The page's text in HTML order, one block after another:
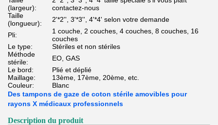
(largeur):
contactez-nous
Taille
(longueur):
2'*2'', 3'*3'', 4'*4' selon votre demande
Pli:
1 couche, 2 couches, 4 couches, 8 couches, 16
couches
Le type:
Stériles et non stériles
Méthode
stérile:
EO, GAS
Le bord:
Plié et déplié
Maillage:
13ème, 17ème, 20ème, etc.
Couleur:
Blanc
Des tampons de gaze de coton stérile amovibles pour
rayons X médicaux professionnels
Description du produit